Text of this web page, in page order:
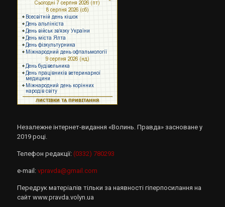
Незалежне інтернет-видання «Волинь. Правда» засноване у
2019 році.
Телефон редакції: (0332) 780293
e-mail: vpravda@gmail.com
Передрук матеріалів тільки за наявності гіперпосилання на
сайт www.pravda.volyn.ua